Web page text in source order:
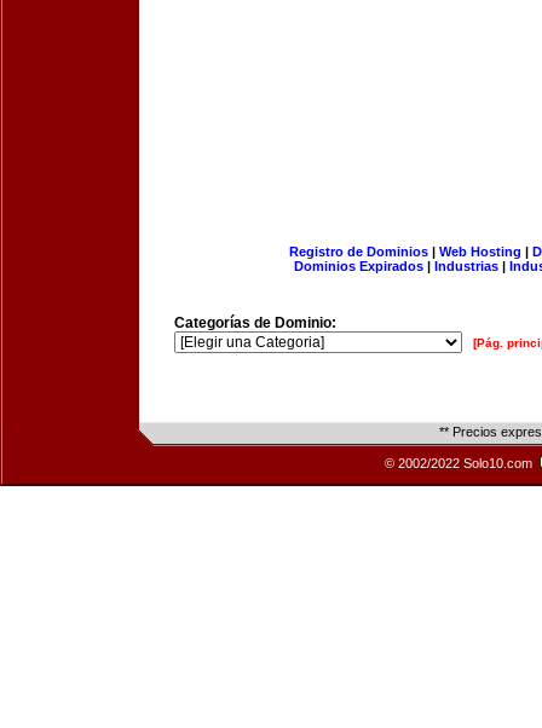
Registro de Dominios| Web Hosting |
Dominios Expirados | Industrias |
Categorías de Dominio:
[Pág.
** Precios
© 2002/2022 Solo10.com